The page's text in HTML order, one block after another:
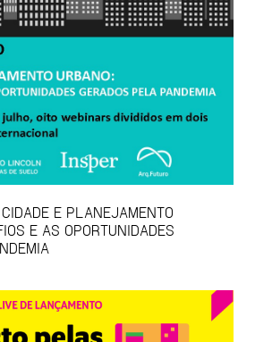
E PLANEJAMENTO
E AS OPORTUNIDADES